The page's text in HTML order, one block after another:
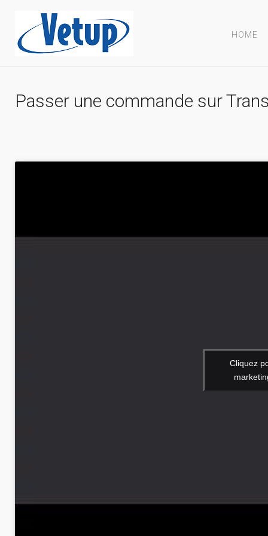
HOME
Passer une commande sur
Cliquez